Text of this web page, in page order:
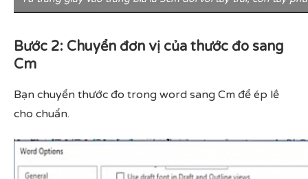
Bước 2: Chuyển đơn vị của thước đo sang
Cm
Bạn chuyển thước đo trong word sang Cm để ép lề
cho chuẩn.